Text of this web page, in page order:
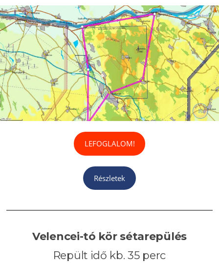
LEFOGLALOM!
Részletek
Velencei-tó kör sétarepülés
Repült idő kb. 35 perc